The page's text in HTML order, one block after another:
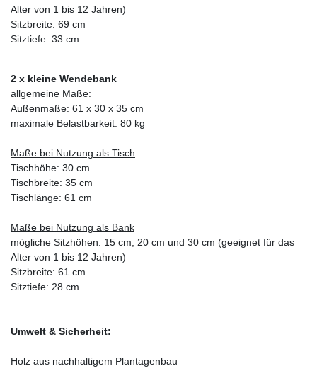
Alter von 1 bis 12 Jahren)
Sitzbreite: 69 cm
Sitztiefe: 33 cm
2 x kleine Wendebank
allgemeine Maße:
Außenmaße: 61 x 30 x 35 cm
maximale Belastbarkeit: 80 kg
Maße bei Nutzung als Tisch
Tischhöhe: 30 cm
Tischbreite: 35 cm
Tischlänge: 61 cm
Maße bei Nutzung als Bank
mögliche Sitzhöhen: 15 cm, 20 cm und 30 cm (geeignet für das
Alter von 1 bis 12 Jahren)
Sitzbreite: 61 cm
Sitztiefe: 28 cm
Umwelt & Sicherheit:
Holz aus nachhaltigem Plantagenbau